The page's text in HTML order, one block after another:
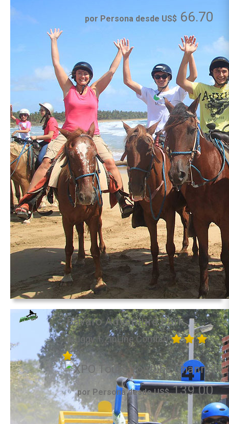
por Persona desde US$ 66.70
Bavaro Adventure Park
(Buggy + ZipLine Combo)
por Persona desde US$139.00